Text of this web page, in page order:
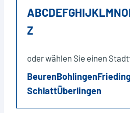
ABCDEFGHIJKLMNO
Z
oder wählen Sie einen
BeurenBohlingen
SchlattÜberlingen